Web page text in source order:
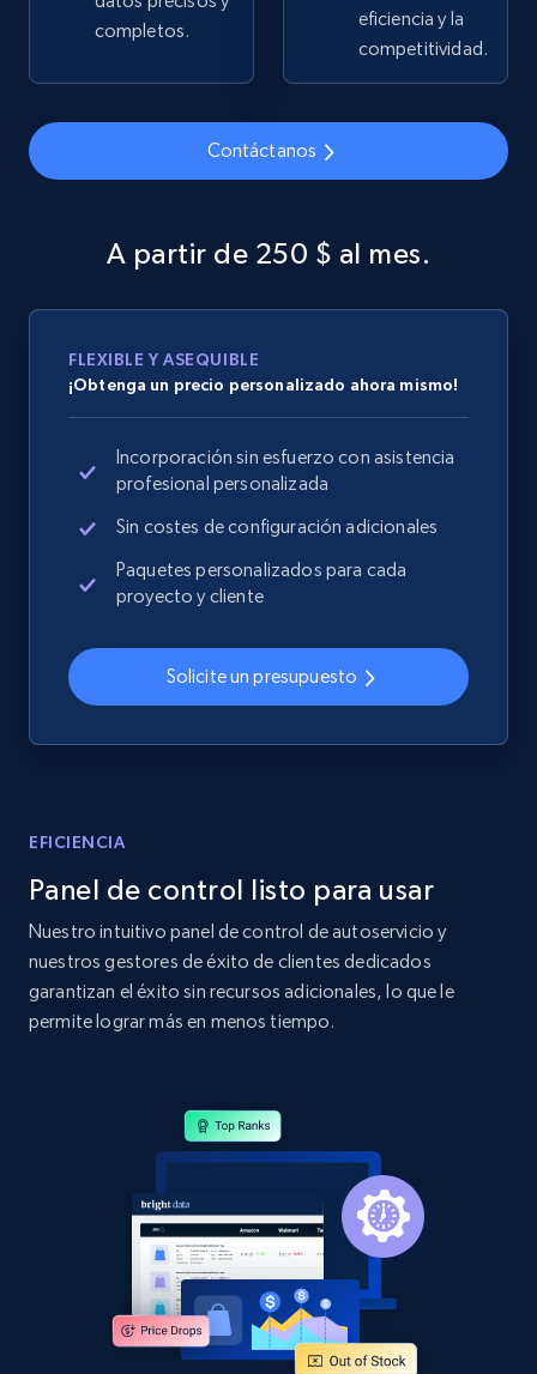
2.5K+ Comenzar ahora
Google Shopping
2.4K+ 202+ Comenzar ahora
web using keywords
URL, Product id, Title, Product description,
Rating, Reviews count, Images, Variations, and
2.1K+ 355+ Comenzar ahora
Home Depot US - Gather data on products
using specified keywords
Comenzar ahora
Home Depot US - Discover products by
specified URL
completos.
eficiencia y la
competitividad.
Contáctanos
A partir de 250 $ al mes.
FLEXIBLE Y ASEQUIBLE
¡Obtenga un precio personalizado ahora mismo!
Incorporación sin esfuerzo con asistencia
profesional personalizada
Sin costes de configuración adicionales
Paquetes personalizados para cada
proyecto y cliente
Solicite un presupuesto
EFICIENCIA
Panel de control listo para usar
Nuestro intuitivo panel de control de autoservicio y
nuestros gestores de éxito de clientes dedicados
garantizan el éxito sin recursos adicionales, lo que le
permite lograr más en menos tiempo.